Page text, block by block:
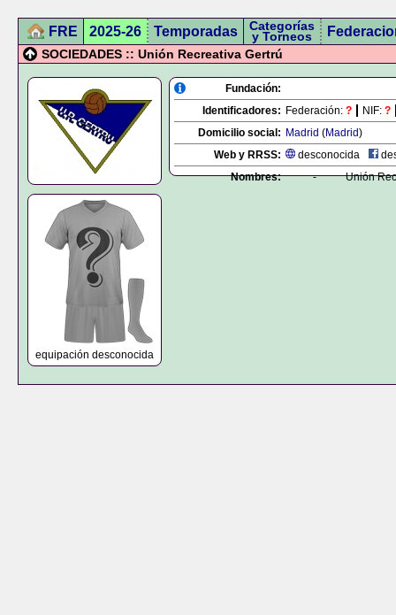
FRE 2025-26 Temporadas Categorías
y Torneos
SOCIEDADES :: Unión Recreativa Gertrú
equipación desconocida
Fundación:
Identificadores: Federación: ? NIF: ?
Domicilio social: Madrid (Madrid)
Web y RRSS:
desconocida
Nombres:
- Unión